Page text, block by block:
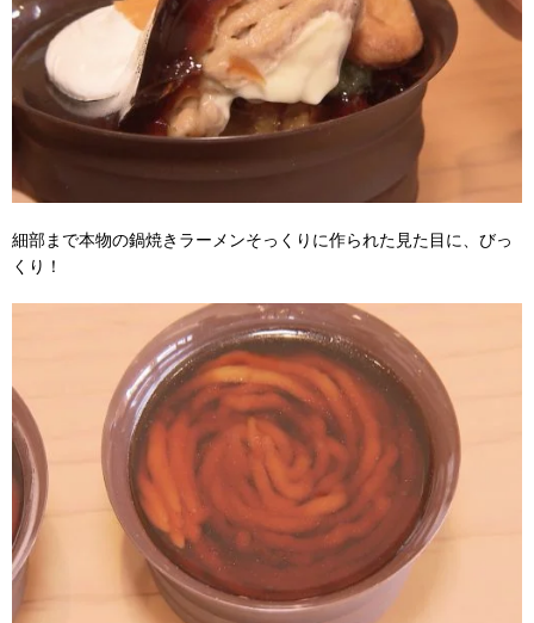
細部まで本物の鍋焼きラーメンそっくりに作られた見た目に、びっ
くり！